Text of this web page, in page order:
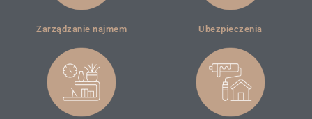
Zarządzanie najmem Ubezpieczenia